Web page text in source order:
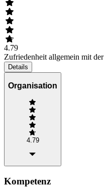
4.79
Zufriedenheit allgemein mit
Details
Organisation
4.79
Kompetenz